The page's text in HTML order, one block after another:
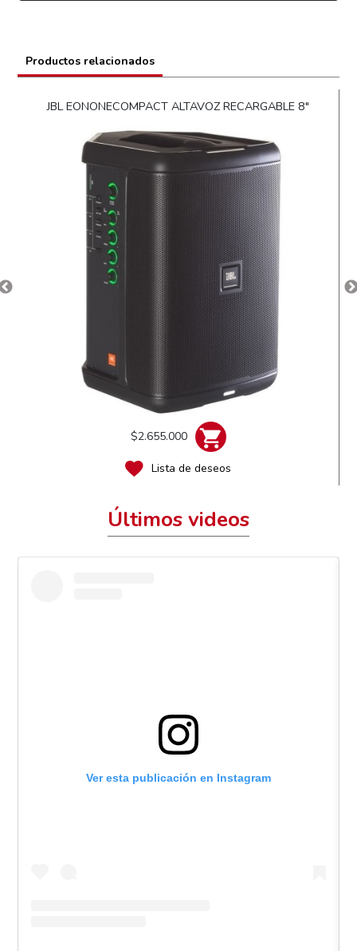
Productos relacionados
JBL EONONECOMPACT ALTAVOZ RECARGABLE 8"
$2.655.000
Lista de deseos
Últimos videos
Ver esta publicación en Instagram